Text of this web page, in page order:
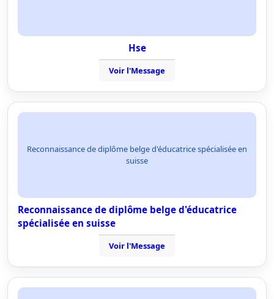
Hse
Voir l'Message
Reconnaissance de diplôme belge d'éducatrice spécialisée en
suisse
Reconnaissance de diplôme belge d'éducatrice
spécialisée en suisse
Voir l'Message